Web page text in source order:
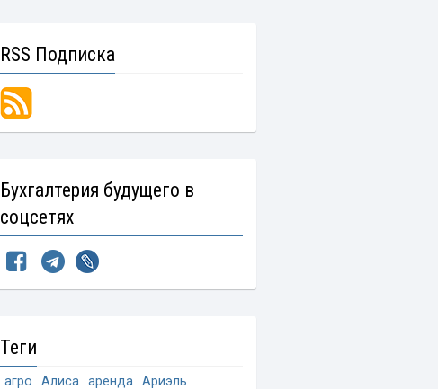
RSS Подписка
Бухгалтерия будущего в
соцсетях
Теги
агро Алиса аренда Ариэль